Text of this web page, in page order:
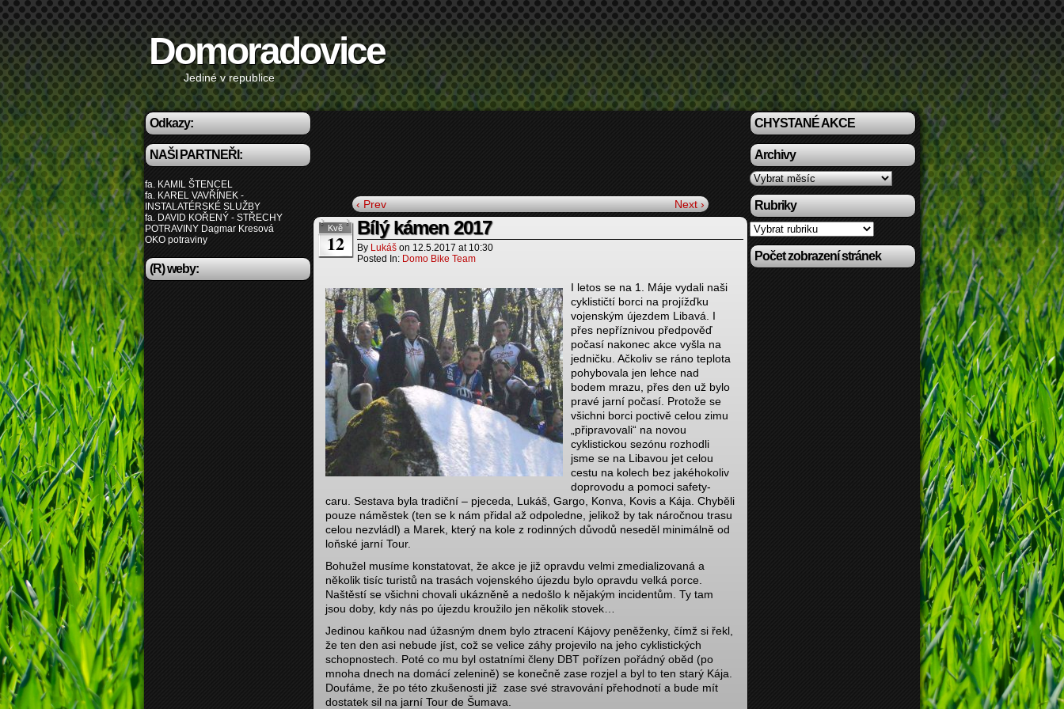
Domoradovice
Jediné v republice
Odkazy:
NAŠI PARTNEŘI:
fa. KAMIL ŠTENCEL
fa. KAREL VAVŘÍNEK -
INSTALATÉRSKÉ SLUŽBY
fa. DAVID KOŘENÝ - STŘECHY
POTRAVINY Dagmar Kresová
OKO potraviny
(R) weby:
‹ Prev Next ›
Kvě
12
Bílý kámen 2017
By Lukáš on 12.5.2017 at 10:30
Posted In: Domo Bike Team
I letos se na 1. Máje vydali naši
cyklističtí borci na projížďku
vojenským újezdem Libavá. I
přes nepříznivou předpověď
počasí nakonec akce vyšla na
jedničku. Ačkoliv se ráno teplota
pohybovala jen lehce nad
bodem mrazu, přes den už bylo
pravé jarní počasí. Protože se
všichni borci poctivě celou zimu
„připravovali“ na novou
cyklistickou sezónu rozhodli
jsme se na Libavou jet celou
cestu na kolech bez jakéhokoliv
doprovodu a pomoci safety-
caru. Sestava byla tradiční – pjeceda, Lukáš, Gargo, Konva, Kovis a Kája. Chyběli
pouze náměstek (ten se k nám přidal až odpoledne, jelikož by tak náročnou trasu
celou nezvládl) a Marek, který na kole z rodinných důvodů neseděl minimálně od
loňské jarní Tour.
Bohužel musíme konstatovat, že akce je již opravdu velmi zmedializovaná a
několik tisíc turistů na trasách vojenského újezdu bylo opravdu velká porce.
Naštěstí se všichni chovali ukázněně a nedošlo k nějakým incidentům. Ty tam
jsou doby, kdy nás po újezdu kroužilo jen několik stovek…
Jedinou kaňkou nad úžasným dnem bylo ztracení Kájovy peněženky, čímž si řekl,
že ten den asi nebude jíst, což se velice záhy projevilo na jeho cyklistických
schopnostech. Poté co mu byl ostatními členy DBT pořízen pořádný oběd (po
mnoha dnech na domácí zelenině) se konečně zase rozjel a byl to ten starý Kája.
Doufáme, že po této zkušenosti již zase své stravování přehodnotí a bude mít
dostatek sil na jarní Tour de Šumava.
CHYSTANÉ AKCE
Archivy
Archivy
Rubriky
Rubriky
Počet zobrazení stránek